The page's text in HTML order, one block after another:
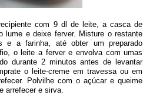
com 9 dl de leite, a casca de
lume e deixe ferver. Misture o restante
e a farinha, até obter um preparado
o leite a ferver e envolva com umas
durante 2 minutos antes de levantar
o leite-creme em travessa ou em
Polvilhe com o açúcar e queime
arrefecer e sirva.